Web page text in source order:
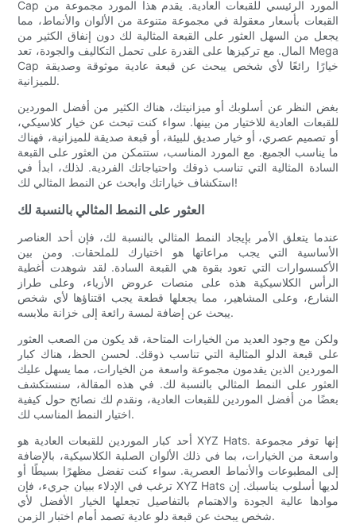
Cap المورد الرئيسي للقبعات العادية. يقدم هذا المورد مجموعة من
القبعات بأسعار معقولة في مجموعة متنوعة من الألوان والأنماط، مما
يجعل من السهل العثور على القبعة المثالية لك دون إنفاق الكثير من
المال. مع تركيزها على القدرة على تحمل التكاليف والجودة، تعد Mega
Cap خيارًا رائعًا لأي شخص يبحث عن قبعة عادية موثوقة وصديقة
للميزانية.
بغض النظر عن أسلوبك أو ميزانيتك، هناك الكثير من أفضل الموردين
للقبعات العادية للاختيار من بينها. سواء كنت تبحث عن خيار كلاسيكي،
أو تصميم عصري، أو خيار صديق للبيئة، أو قبعة صديقة للميزانية، فهناك
ما يناسب الجميع. مع المورد المناسب، ستتمكن من العثور على القبعة
السادة المثالية التي تناسب ذوقك واحتياجاتك الفردية. لذلك، ابدأ في
استكشاف خياراتك وابحث عن النمط المثالي لك!
العثور على النمط المثالي بالنسبة لك
عندما يتعلق الأمر بإيجاد النمط المثالي بالنسبة لك، فإن أحد العناصر
الأساسية التي يجب مراعاتها هو اختيارك للملحقات. ومن بين
الأكسسوارات التي تعود بقوة هي القبعة السادة. لقد شوهدت أغطية
الرأس الكلاسيكية هذه على منصات عروض الأزياء، وعلى طراز
الشارع، وعلى المشاهير، مما يجعلها قطعة يجب اقتناؤها لأي شخص
يبحث عن إضافة لمسة رائعة إلى خزانة ملابسه.
ولكن مع وجود العديد من الخيارات المتاحة، قد يكون من الصعب العثور
على قبعة الدلو المثالية التي تناسب ذوقك. لحسن الحظ، هناك كبار
الموردين الذين يقدمون مجموعة واسعة من الخيارات، مما يسهل عليك
العثور على النمط المثالي بالنسبة لك. في هذه المقالة، سنستكشف
بعضًا من أفضل الموردين للقبعات العادية، ونقدم لك نصائح حول كيفية
اختيار النمط المناسب لك.
أحد كبار الموردين للقبعات العادية هو XYZ Hats. إنها توفر مجموعة
واسعة من الخيارات، بما في ذلك الألوان الصلبة الكلاسيكية، بالإضافة
إلى المطبوعات والأنماط العصرية. سواء كنت تفضل مظهرًا بسيطًا أو
ترغب في الإدلاء ببيان جريء، فإن XYZ Hats لديها أسلوب يناسبك. إن
موادها عالية الجودة والاهتمام بالتفاصيل تجعلها الخيار الأفضل لأي
شخص يبحث عن قبعة دلو عادية تصمد أمام اختبار الزمن.